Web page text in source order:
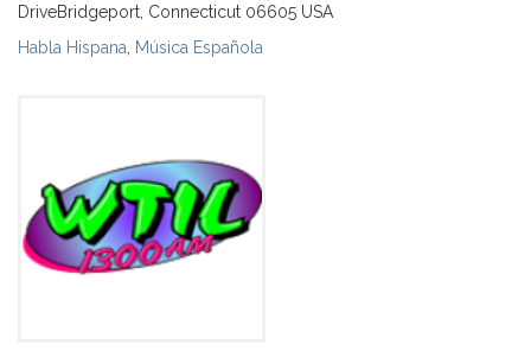
DriveBridgeport, Connecticut 06605 USA
Habla Hispana Música Española